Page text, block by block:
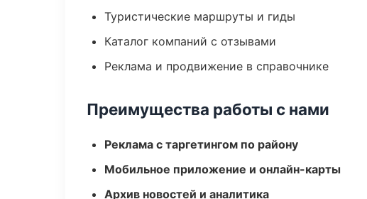
Туристические маршруты и гиды
Каталог компаний с отзывами
Реклама и продвижение в справочнике
Преимущества работы с нами
Реклама с таргетингом по району
Мобильное приложение и онлайн-карты
Архив новостей и аналитика